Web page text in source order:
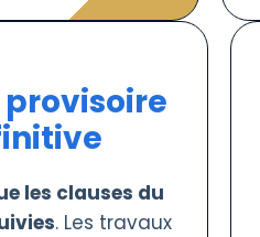
les clauses du
. Les travaux